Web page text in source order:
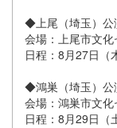
◆上尾（埼玉）公
会場：上尾市文化
日程：8月27日（
◆鴻巣（埼玉）公
会場：鴻巣市文化
日程：8月29日（